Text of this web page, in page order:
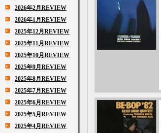
2026年2月REVIEW
2026年1月REVIEW
2025年12月REVIEW
2025年11月REVIEW
2025年10月REVIEW
2025年9月REVIEW
2025年8月REVIEW
2025年7月REVIEW
2025年6月REVIEW
2025年5月REVIEW
2025年4月REVIEW